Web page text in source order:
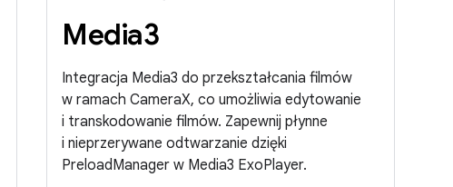
Media3
Integracja Media3 do przekształcania filmów
w ramach CameraX, co umożliwia edytowanie
i transkodowanie filmów. Zapewnij płynne
i nieprzerywane odtwarzanie dzięki
PreloadManager w Media3 ExoPlayer.